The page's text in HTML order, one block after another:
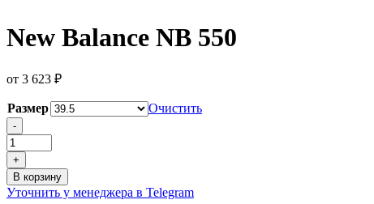
New Balance NB 550
от 3 623 ₽
Размер
Очистить
Количество
товара
New
Balance
NB
550
-
+
В корзину
Уточнить у менеджера в Telegram